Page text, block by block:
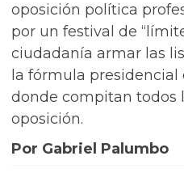
oposición política
por un festival de
ciudadanía armar las
la fórmula
donde compitan todos
oposición.
Por Gabriel Palumbo